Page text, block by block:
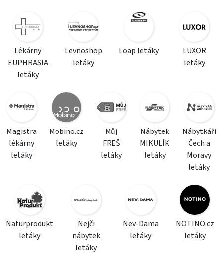
Lékárny
EUPHRASIA
letáky
Levnoshop
letáky
Loap letáky
LUXOR
letáky
Magistra
lékárny
letáky
Mobino.cz
letáky
Můj
FREŠ
letáky
Nábytek
MIKULÍK
letáky
Nábytkáři
Čech a
Moravy
letáky
Naturprodukt
letáky
Nejči
nábytek
letáky
Nev-Dama
letáky
NOTINO.cz
letáky